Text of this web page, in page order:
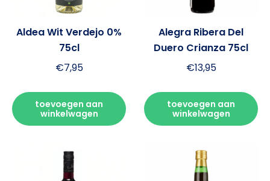
Aldea Wit Verdejo 0%
75cl
€7,95
toevoegen aan
winkelwagen
Alegra Ribera Del
Duero Crianza 75cl
€13,95
toevoegen aan
winkelwagen